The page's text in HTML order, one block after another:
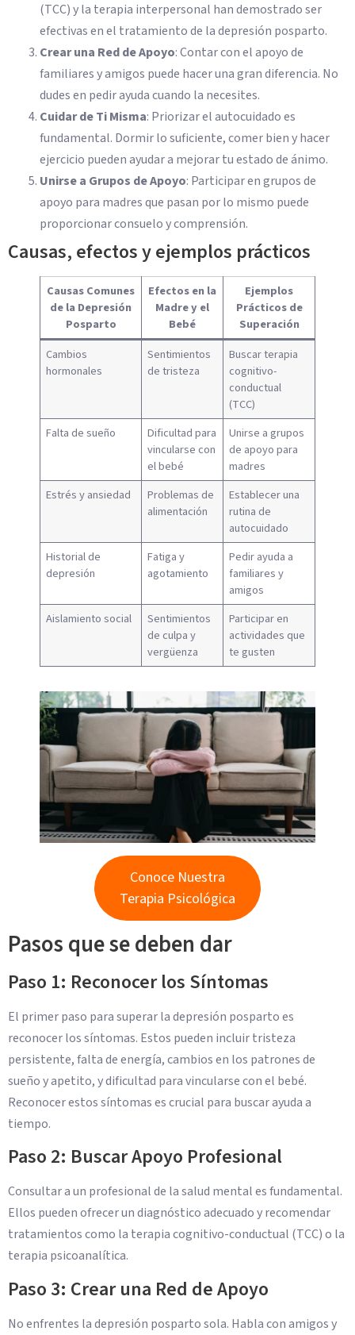
(TCC) y la terapia interpersonal han demostrado ser
efectivas en el tratamiento de la depresión posparto.
Crear una Red de Apoyo: Contar con el apoyo de
familiares y amigos puede hacer una gran diferencia. No
dudes en pedir ayuda cuando la necesites.
Cuidar de Ti Misma: Priorizar el autocuidado es
fundamental. Dormir lo suficiente, comer bien y hacer
ejercicio pueden ayudar a mejorar tu estado de ánimo.
Unirse a Grupos de Apoyo: Participar en grupos de
apoyo para madres que pasan por lo mismo puede
proporcionar consuelo y comprensión.
Causas, efectos y ejemplos prácticos
Causas Comunes
de la Depresión
Posparto
Efectos en la
Madre y el
Bebé
Ejemplos
Prácticos de
Superación
Cambios
hormonales
Sentimientos
de tristeza
Buscar terapia
cognitivo-
conductual
(TCC)
Falta de sueño
Dificultad para
vincularse con
el bebé
Unirse a grupos
de apoyo para
madres
Estrés y ansiedad
Problemas de
alimentación
Establecer una
rutina de
autocuidado
Historial de
depresión
Fatiga y
agotamiento
Pedir ayuda a
familiares y
amigos
Aislamiento social
Sentimientos
de culpa y
vergüenza
Participar en
actividades que
te gusten
Conoce Nuestra
Terapia Psicológica
Pasos que se deben dar
Paso 1: Reconocer los Síntomas
El primer paso para superar la depresión posparto es
reconocer los síntomas. Estos pueden incluir tristeza
persistente, falta de energía, cambios en los patrones de
sueño y apetito, y dificultad para vincularse con el bebé.
Reconocer estos síntomas es crucial para buscar ayuda a
tiempo.
Paso 2: Buscar Apoyo Profesional
Consultar a un profesional de la salud mental es fundamental.
Ellos pueden ofrecer un diagnóstico adecuado y recomendar
tratamientos como la terapia cognitivo-conductual (TCC) o la
terapia psicoanalítica.
Paso 3: Crear una Red de Apoyo
No enfrentes la depresión posparto sola. Habla con amigos y